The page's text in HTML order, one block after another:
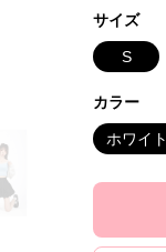
サイズ
S
カラー
ホワイト